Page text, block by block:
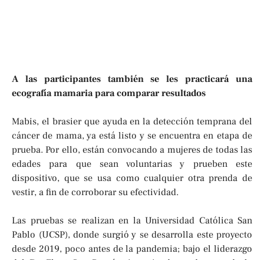
A las participantes también se les practicará una
ecografía mamaria para comparar resultados
Mabis, el brasier que ayuda en la detección temprana del
cáncer de mama, ya está listo y se encuentra en etapa de
prueba. Por ello, están convocando a mujeres de todas las
edades para que sean voluntarias y prueben este
dispositivo, que se usa como cualquier otra prenda de
vestir, a fin de corroborar su efectividad.
Las pruebas se realizan en la Universidad Católica San
Pablo (UCSP), donde surgió y se desarrolla este proyecto
desde 2019, poco antes de la pandemia; bajo el liderazgo